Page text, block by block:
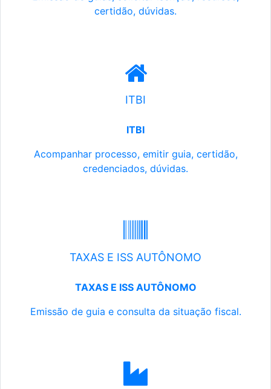
certidão, dúvidas.
ITBI
ITBI
Acompanhar processo, emitir guia, certidão,
credenciados, dúvidas.
TAXAS E ISS AUTÔNOMO
TAXAS E ISS AUTÔNOMO
Emissão de guia e consulta da situação fiscal.